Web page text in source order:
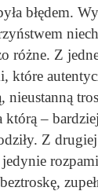
błędem.
różne. Z
które
nieustanną
którą –
Z